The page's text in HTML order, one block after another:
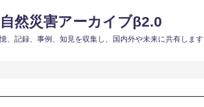
自然災害アーカイブβ2.0
、記録、事例、知見を収集し、国内外や未来に共有します